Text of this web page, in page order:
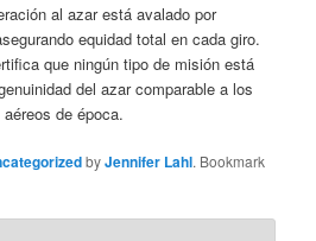
al azar está avalado por
equidad total en cada giro.
que ningún tipo de misión está
del azar comparable a los
de época.
byJennifer Lahl. Bookmark